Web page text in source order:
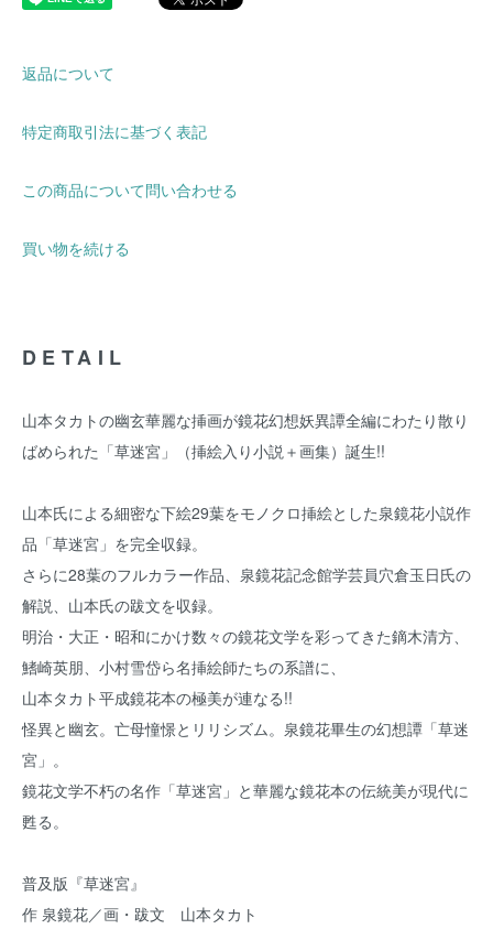
返品について
特定商取引法に基づく表記
この商品について問い合わせる
買い物を続ける
DETAIL
山本タカトの幽玄華麗な挿画が鏡花幻想妖異譚全編にわたり散り
ばめられた「草迷宮」（挿絵入り小説＋画集）誕生!!
山本氏による細密な下絵29葉をモノクロ挿絵とした泉鏡花小説作
品「草迷宮」を完全収録。
さらに28葉のフルカラー作品、泉鏡花記念館学芸員穴倉玉日氏の
解説、山本氏の跋文を収録。
明治・大正・昭和にかけ数々の鏡花文学を彩ってきた鏑木清方、
鰭崎英朋、小村雪岱ら名挿絵師たちの系譜に、
山本タカト平成鏡花本の極美が連なる!!
怪異と幽玄。亡母憧憬とリリシズム。泉鏡花畢生の幻想譚「草迷
宮」。
鏡花文学不朽の名作「草迷宮」と華麗な鏡花本の伝統美が現代に
甦る。
普及版『草迷宮』
作 泉鏡花／画・跋文 山本タカト